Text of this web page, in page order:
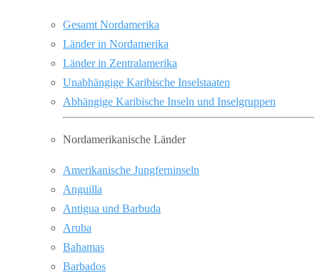
Gesamt Nordamerika
Länder in Nordamerika
Länder in Zentralamerika
Unabhängige Karibische Inselstaaten
Abhängige Karibische Inseln und Inselgruppen
Nordamerikanische Länder
Amerikanische Jungferninseln
Anguilla
Antigua und Barbuda
Aruba
Bahamas
Barbados